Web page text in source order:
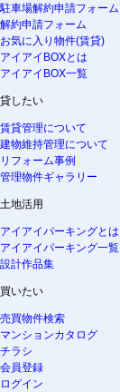
駐車場解約申請フォーム
解約申請フォーム
お気に入り物件(賃貸)
アイアイBOXとは
アイアイBOX一覧
貸したい
賃貸管理について
建物維持管理について
リフォーム事例
管理物件ギャラリー
土地活用
アイアイパーキングとは
アイアイパーキング一覧
設計作品集
買いたい
売買物件検索
マンションカタログ
チラシ
会員登録
ログイン